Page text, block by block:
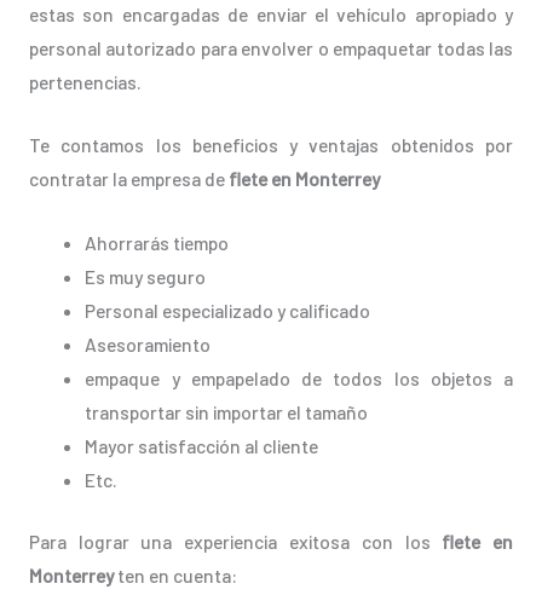
estas son encargadas de enviar el vehículo apropiado y
personal autorizado para envolver o empaquetar todas las
pertenencias.
Te contamos los beneficios y ventajas obtenidos por
contratar la empresa de flete en Monterrey
Ahorrarás tiempo
Es muy seguro
Personal especializado y calificado
Asesoramiento
empaque y empapelado de todos los objetos a
transportar sin importar el tamaño
Mayor satisfacción al cliente
Etc.
Para lograr una experiencia exitosa con los flete en
Monterreyten en cuenta: